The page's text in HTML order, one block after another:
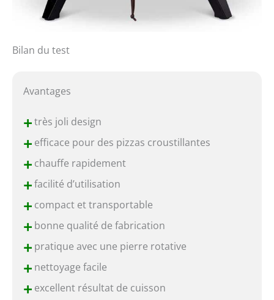
Bilan du test
Avantages
+très joli design
+efficace pour des pizzas croustillantes
+chauffe rapidement
+facilité d’utilisation
+compact et transportable
+bonne qualité de fabrication
+pratique avec une pierre rotative
+nettoyage facile
+excellent résultat de cuisson